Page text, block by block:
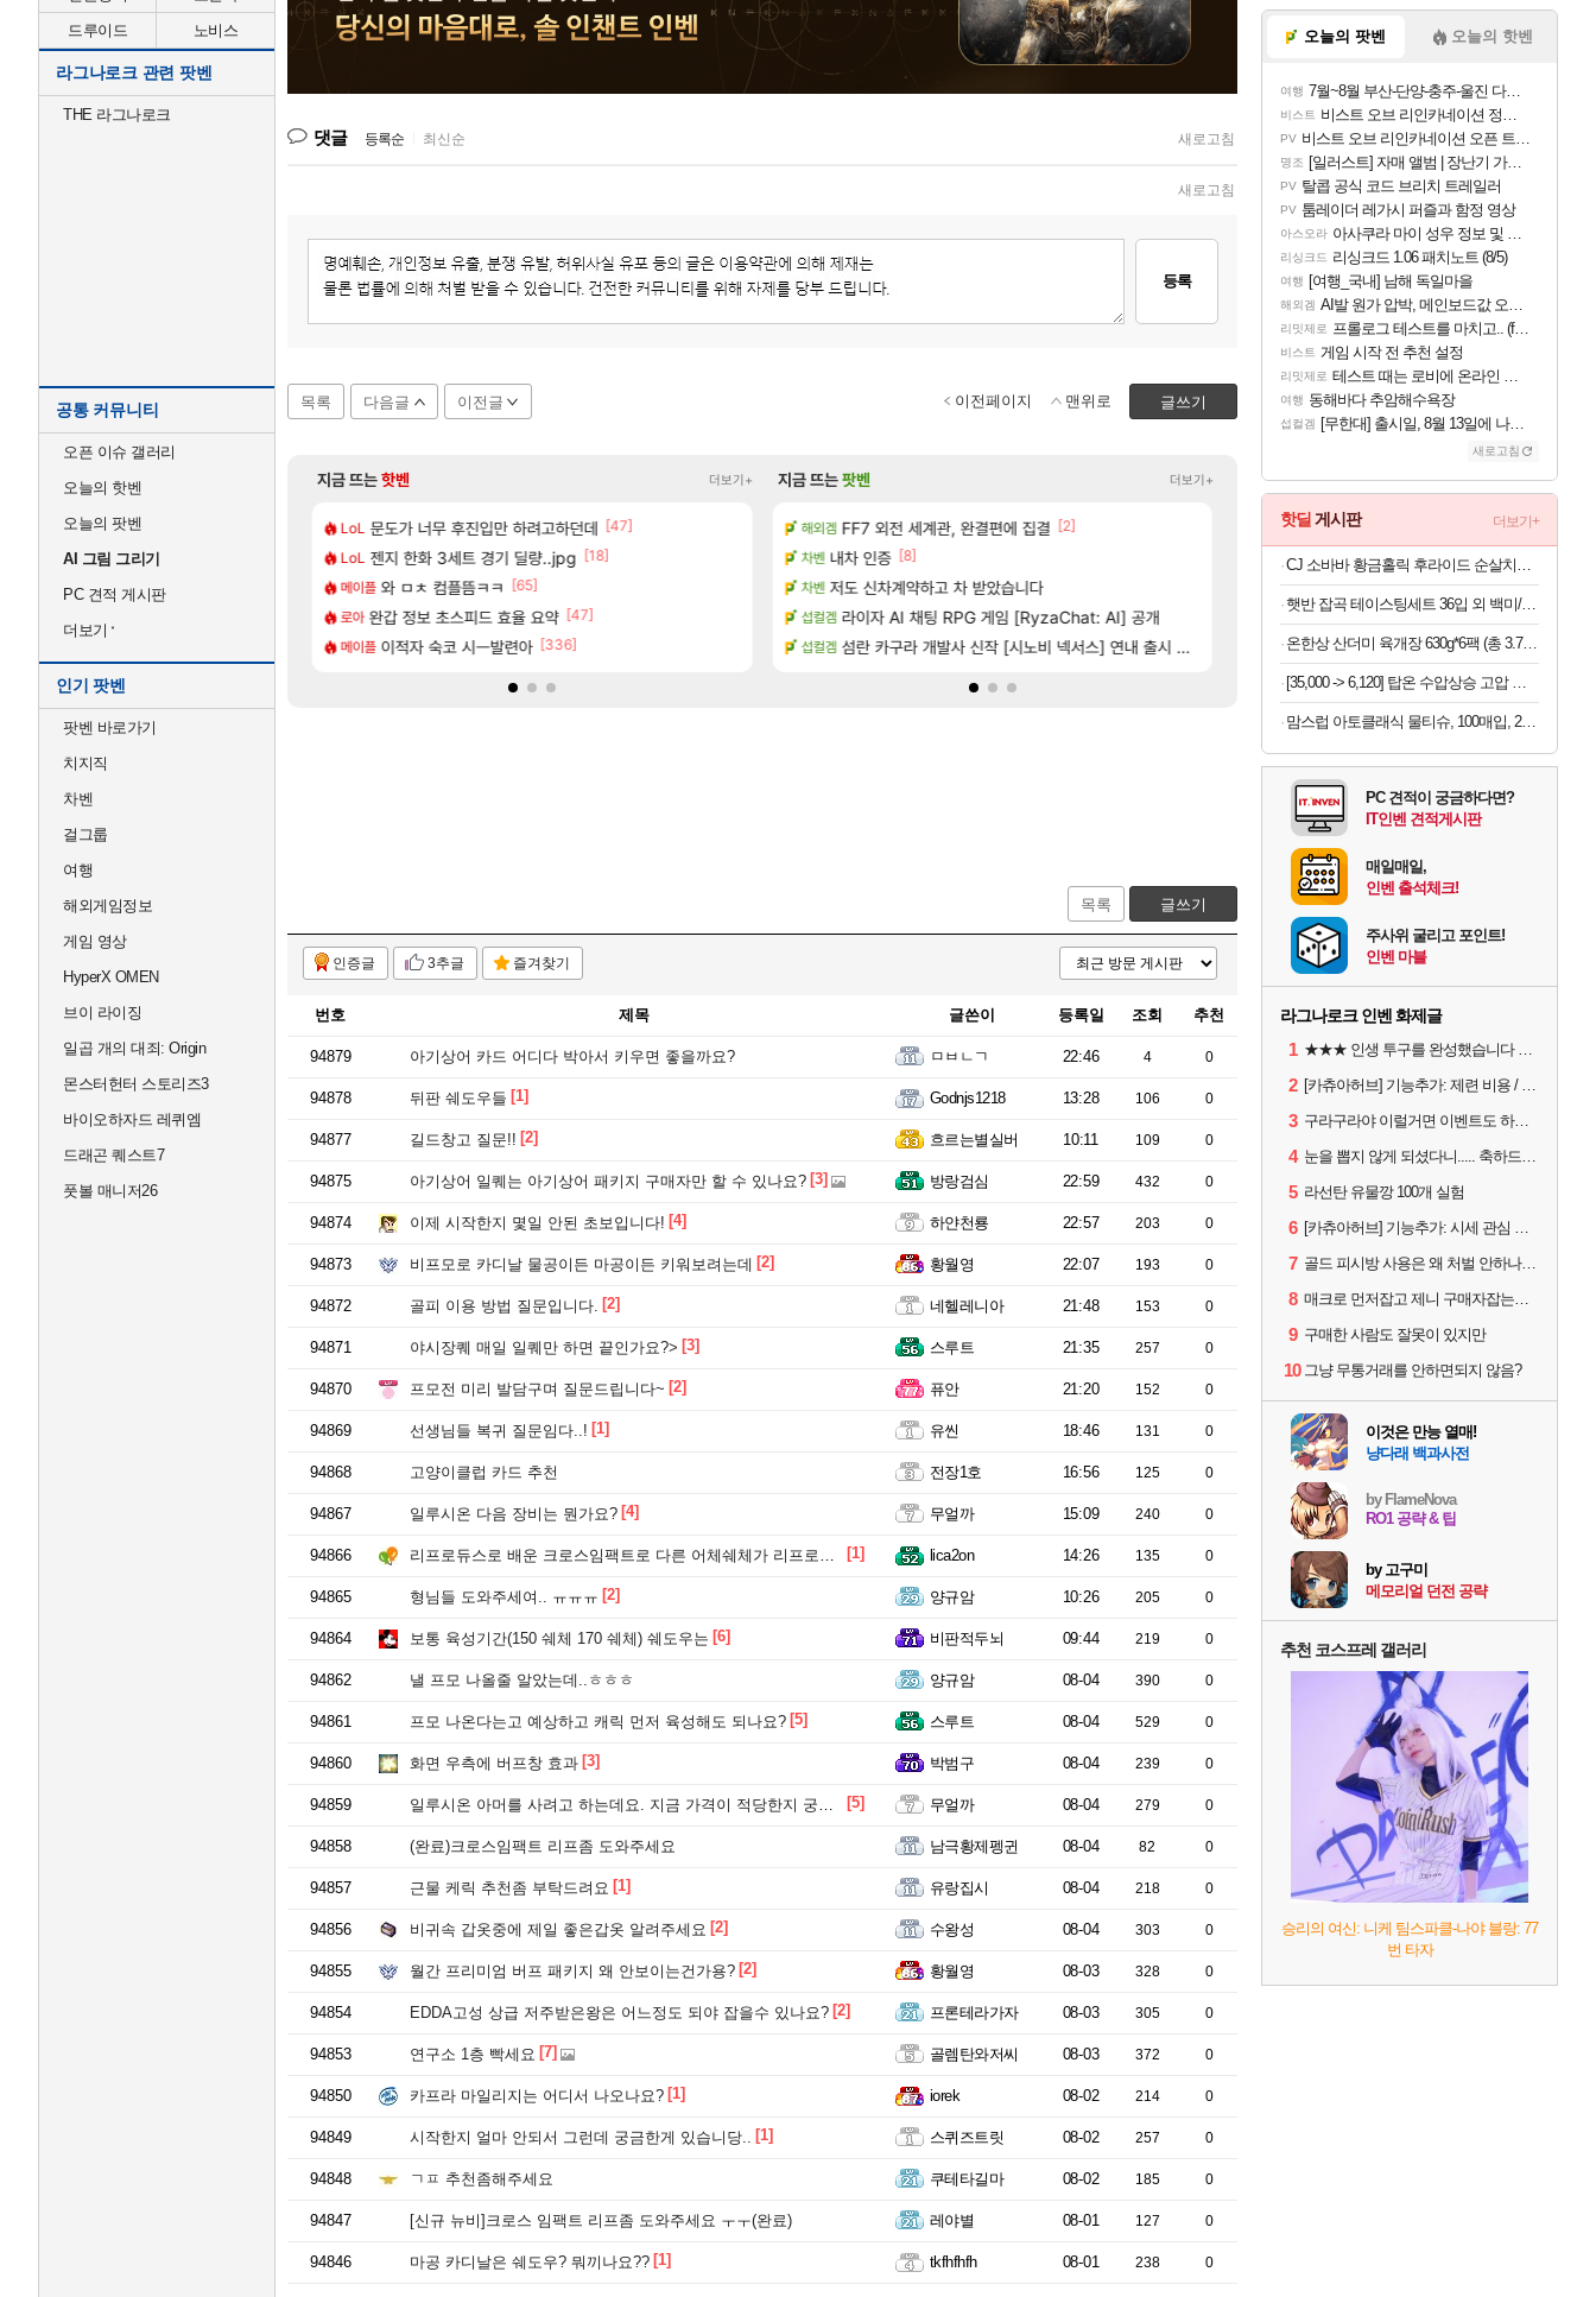
드루이드
노비스
라그나로크 관련 팟벤
THE 라그나로크
공통 커뮤니티
오픈 이슈 갤러리
오늘의 핫벤
오늘의 팟벤
AI 그림 그리기
PC 견적 게시판
더보기
인기 팟벤
팟벤 바로가기
치지직
차벤
걸그룹
여행
해외게임정보
게임 영상
HyperX OMEN
브이 라이징
일곱 개의 대죄: Origin
몬스터헌터 스토리즈3
바이오하자드 레퀴엠
드래곤 퀘스트7
풋볼 매니저26
댓글 등록순 최신순 새로고침
새로고침
등록
목록 다음글 이전글 글쓰기
이전페이지 맨위로
지금 뜨는핫벤 더보기+
원 이라길래 결제 취소하고 나왔다
가 몬가인 신비 치어리더
악마술사 5경이 뜨네요
LoL 문도가 너무 후진입만 하려고하던데 [47]
LoL 젠지 한화 3세트 경기 딜량..jpg [18]
메이플 와 ㅁㅊ 컴플뜸ㅋㅋ
[65]
로아 완갑 정보 초스피드 효율 요약 [47]
메이플 이적자 숙코 시ㅡ발련아 [336]
로아 퍼클영상 보다 현타오네 [90]
로아 벨가 1관 잡히는거 먼가 좀 몬가몬가네..
디아4 저보다 더 한 분들도 계시겠지만
오버워치 이번 드라이브 이쁘네 [4]
로아 너넨 대난 함부로 가지 마라.. [45]
메이플 빵 가격이 24500원 이라길래 결제 취소하고 나왔
FCO 의외로 은근히 몬가 몬가인 신비 치어리더
디아4 (15시즌PTR) 악마술사 5경이 뜨네요
메이플 게이머라면 필수로 알아야 할 것
[114]
메이플 영상찍을걸 [83]
지금 뜨는팟벤 더보기+
컬쳐 게임 [펄 인 블루] 티저 사이트 오픈
/지도 공략 (1 ~ 12장)
간 보초는 너무 힘들어
여행 7년만에 가족여행을 다녀왔습니다. [1]
해외겜 스위치2판 ‘몬헌 와일즈’, 30~40fps 목표 추정
아스오라 「에린」 컨셉 포스터 공개
비스트 쿠를 먼저 보내서 기습하는 법
리싱크드 리싱크드 1.06 패치노트 (8/5)
해외겜 FF7 외전 세계관, 완결편에 집결 [2]
차벤 내차 인증 [8]
차벤 저도 신차계약하고 차 받았습니다
섭컬겜 라이자 AI 채팅 RPG 게임 [RyzaChat: AI] 공개
섭컬겜 섬란 카구라 개발사 신작 [시노비 넥서스] 연내 출시 예정
섭컬겜 넷마블, 신작 서브컬쳐 게임 [펄 인 블루] 티저 사이
비스트 챕터별 길찾기/지도 공략 (1 ~ 12장)
아주프로 4컷 만화 | 야간 보초는 너무 힘들어
리밋제로 테스트 때는 로비에 온라인 기능이 있는데
PV 비스트 오브 리인카네이션 오픈 트레일러
목록 글쓰기
인증글 3추글 즐겨찾기
번호 제목 글쓴이 등록일 조회 추천
94879 아기상어 카드 어디다 박아서 키우면 좋을까요? ㅁㅂㄴㄱ 22:46 4 0
94878 뒤판 쉐도우들 [1] Godnjs1218 13:28 106 0
94877 길드창고 질문!! [2] 흐르는별실버 10:11 109 0
94875 아기상어 일퀘는 아기상어 패키지 구매자만 할 수 있나요? [3] 방랑검심 22:59 432 0
94874 이제 시작한지 몇일 안된 초보입니다! [4] 하얀천룡 22:57 203 0
94873 비프모로 카디날 물공이든 마공이든 키워보려는데 [2] 황월영 22:07 193 0
94872 골피 이용 방법 질문입니다. [2] 네헬레니아 21:48 153 0
94871 야시장퀘 매일 일퀘만 하면 끝인가요?> [3] 스루트 21:35 257 0
94870 프모전 미리 발담구며 질문드립니다~ [2] 퓨안 21:20 152 0
94869 선생님들 복귀 질문임다..! [1] 유씬 18:46 131 0
94868 고양이클럽 카드 추천 전장1호 16:56 125 0
94867 일루시온 다음 장비는 뭔가요? [4] 무얼까 15:09 240 0
94866 리프로듀스로 배운 크로스임팩트로 다른 어체쉐체가 리프로듀스 할 수 있나요? [1] lica2on 14:26 135 0
94865 형님들 도와주세여.. ㅠㅠㅠ [2] 양규암 10:26 205 0
94864 보통 육성기간(150 쉐체 170 쉐체) 쉐도우는 [6] 비판적두뇌 09:44 219 0
94862 낼 프모 나올줄 알았는데..ㅎㅎㅎ 양규암 08-04 390 0
94861 프모 나온다는고 예상하고 캐릭 먼저 육성해도 되나요? [5] 스루트 08-04 529 0
94860 화면 우측에 버프창 효과 [3] 박범구 08-04 239 0
94859 일루시온 아머를 사려고 하는데요. 지금 가격이 적당한지 궁금합니다. [5] 무얼까 08-04 279 0
94858 (완료)크로스임팩트 리프좀 도와주세요 남극황제펭귄 08-04 82 0
94857 근물 케릭 추천좀 부탁드려요 [1] 유랑집시 08-04 218 0
94856 비귀속 갑옷중에 제일 좋은갑옷 알려주세요 [2] 수왕성 08-04 303 0
94855 월간 프리미엄 버프 패키지 왜 안보이는건가용? [2] 황월영 08-03 328 0
94854 EDDA고성 상급 저주받은왕은 어느정도 되야 잡을수 있나요? [2] 프론테라가자 08-03 305 0
94853 연구소 1층 빡세요 [7] 골렘탄와저씨 08-03 372 0
94850 카프라 마일리지는 어디서 나오나요? [1] iorek 08-02 214 0
94849 시작한지 얼마 안되서 그런데 궁금한게 있습니당.. [1] 스퀴즈트릿 08-02 257 0
94848 ㄱㅍ 추천좀해주세요 쿠테타길마 08-02 185 0
94847 [신규 뉴비]크로스 임팩트 리프좀 도와주세요 ㅜㅜ(완료) 레야별 08-01 127 0
94846 마공 카디날은 쉐도우? 뭐끼나요?? [1] tkfhfhfh 08-01 238 0
오늘의 팟벤 오늘의 핫벤
여행 7월~8월 부산-단양-충주-울진 다녀왔어요~
비스트 비스트 오브 리인카네이션 정보/공략글 모음
PV 비스트 오브 리인카네이션 오픈 트레일러
명조 [일러스트] 자매 앨범 | 장난기 가득한 오후의 공원 (리메이크판)
PV 탈콥 공식 코드 브리치 트레일러
PV 툼레이더 레가시 퍼즐과 함정 영상
아스오라 아사쿠라 마이 성우 정보 및 주요 필모
리싱크드 리싱크드 1.06 패치노트 (8/5)
여행 [여행_국내] 남해 독일마을
해외겜 AI발 원가 압박, 메인보드값 오르나
리밋제로 프롤로그 테스트를 마치고.. (feat. 리아)
비스트 게임 시작 전 추천 설정
리밋제로 테스트 때는 로비에 온라인 기능이 있는데
여행 동해바다 추암해수욕장
섭컬겜 [무한대] 출시일, 8월 13일에 나오나
새로고침
핫딜 게시판 더보기+
CJ 소바바 황금홀릭 후라이드 순살치킨 240G 외 4종 7팩
햇반 잡곡 테이스팅세트 36입 외 백미/잡곡 36개,24개 실속구성
온한상 산더미 육개장 630g*6팩 (총 3.78kg) | 결대로 찢은 양지부터 야채까지 산더미처럼 쌓이는 건더기 가득 육개장
[35,000 -> 6,120] 탑온 수압상승 고압 샤워기헤드 + 필터12개
맘스럽 아토클래식 물티슈, 100매입, 20팩
PC 견적이 궁금하다면?
IT인벤 견적게시판
매일매일,
인벤 출석체크!
주사위 굴리고 포인트!
인벤 마블
라그나로크 인벤 화제글
1 ★★★ 인생 투구를 완성했습니다 ★★★
2 [카츄아허브] 기능추가: 제련 비용 / 데미지 시뮬레이터 8월 5일자 아이템 반영
3 구라구라야 이럴거면 이벤트도 하루 연장해라 직장인들 1일차 버리게 하지말고?
4 눈을 뽑지 않게 되셨다니..... 축하드립니다.
5 라선탄 유물깡 100개 실험
6 [카츄아허브] 기능추가: 시세 관심 목록 / 인챈트 빨간약
7 골드 피시방 사용은 왜 처벌 안하나요?
8 매크로 먼저잡고 제니 구매자잡는게 맞는 순서아님?
9 구매한 사람도 잘못이 있지만
10 그냥 무통거래를 안하면되지 않음?
이것은 만능 열매!
냥다래 백과사전
by FlameNova
RO1 공략 & 팁
by 고구미
메모리얼 던전 공략
추천 코스프레 갤러리
승리의 여신: 니케 팀스파클-나야 블랑: 77
번 타자